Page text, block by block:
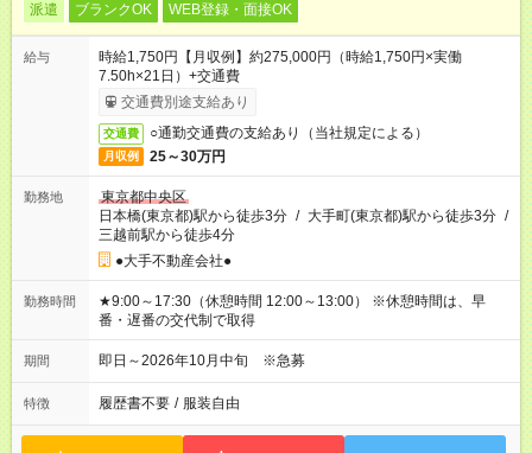
派遣 ブランクOK WEB登録・面接OK
給与
時給1,750円【月収例】約275,000円（時給1,750円×実働
7.50h×21日）+交通費
交通費別途支給あり
交通費 ○通勤交通費の支給あり（当社規定による）
月収例 25～30万円
勤務地
東京都中央区
日本橋(東京都)駅から徒歩3分 / 大手町(東京都)駅から徒歩3分 /
三越前駅から徒歩4分
●大手不動産会社●
勤務時間
★9:00～17:30（休憩時間 12:00～13:00） ※休憩時間は、早
番・遅番の交代制で取得
期間 即日～2026年10月中旬 ※急募
特徴 履歴書不要 / 服装自由